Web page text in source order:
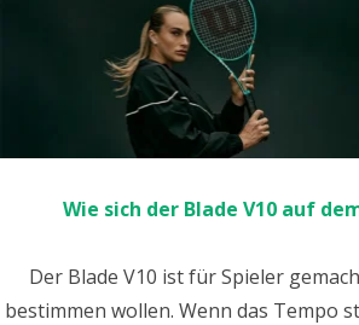
Wie sich der Blade V10 auf
Der Blade V10 ist für Spieler
bestimmen wollen. Wenn das Tempo